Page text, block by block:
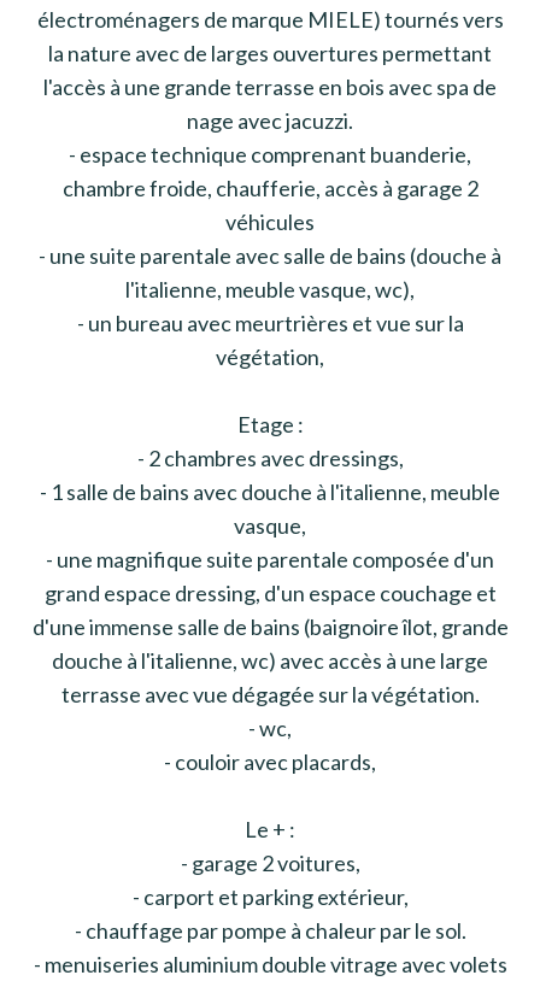
électroménagers de marque MIELE) tournés vers
la nature avec de larges ouvertures permettant
l'accès à une grande terrasse en bois avec spa de
nage avec jacuzzi.
- espace technique comprenant buanderie,
chambre froide, chaufferie, accès à garage 2
véhicules
- une suite parentale avec salle de bains (douche à
l'italienne, meuble vasque, wc),
- un bureau avec meurtrières et vue sur la
végétation,
Etage :
- 2 chambres avec dressings,
- 1 salle de bains avec douche à l'italienne, meuble
vasque,
- une magnifique suite parentale composée d'un
grand espace dressing, d'un espace couchage et
d'une immense salle de bains (baignoire îlot, grande
douche à l'italienne, wc) avec accès à une large
terrasse avec vue dégagée sur la végétation.
- wc,
- couloir avec placards,
Le + :
- garage 2 voitures,
- carport et parking extérieur,
- chauffage par pompe à chaleur par le sol.
- menuiseries aluminium double vitrage avec volets